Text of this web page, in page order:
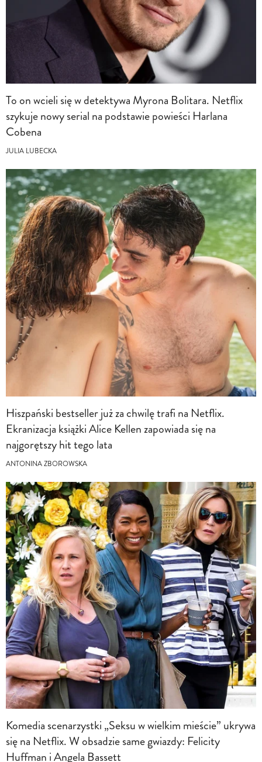
To on wcieli się w detektywa Myrona Bolitara. Netflix
szykuje nowy serial na podstawie powieści Harlana
Cobena
JULIA LUBECKA
Hiszpański bestseller już za chwilę trafi na Netflix.
Ekranizacja książki Alice Kellen zapowiada się na
najgorętszy hit tego lata
ANTONINA ZBOROWSKA
Komedia scenarzystki „Seksu w wielkim mieście” ukrywa
się na Netflix. W obsadzie same gwiazdy: Felicity
Huffman i Angela Bassett